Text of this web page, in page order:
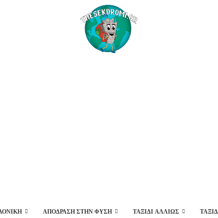
ΑΠΌΔΡΑΣΗ ΣΤΗΝ ΦΎΣΗ ΤΑΞΊΔΙ ΑΛΛΙΏΣ